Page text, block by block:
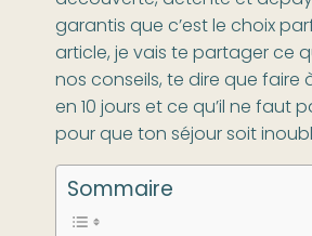
garantis que c’est le choix
article, je vais te partager ce
nos conseils, te dire que faire
en 10 jours et ce qu’il ne faut
pour que ton séjour soit
Sommaire